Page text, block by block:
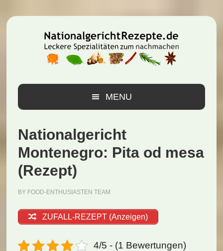
Hauptnavigation
Inhalt
Seitenspalte
MENU
Nationalgericht
Montenegro: Pita od mesa
(Rezept)
BY FOOD-ENTHUSIASTEN TEAM
ZUFALL-REZEPT (Anzeigen)
4/5 - (1 Bewertungen)